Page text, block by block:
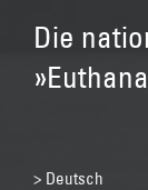
Die
> Deutsch